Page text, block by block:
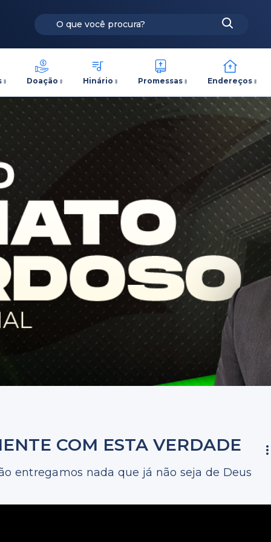
Doação Hinário Promessas Endereços
COM ESTA VERDADE
entregamos nada que já não seja de Deus